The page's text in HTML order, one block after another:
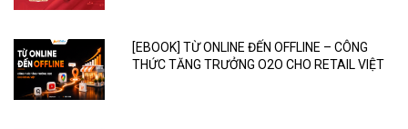
[EBOOK] TỪ ONLINE ĐẾN OFFLINE – CÔNG
THỨC TĂNG TRƯỞNG O2O CHO RETAIL VIỆT